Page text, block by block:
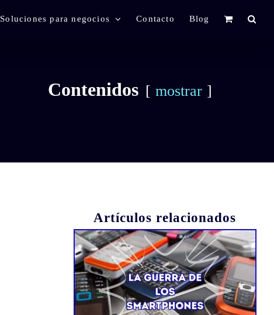
Soluciones para negocios Contacto Blog
Contenidos mostrar
Artículos relacionados